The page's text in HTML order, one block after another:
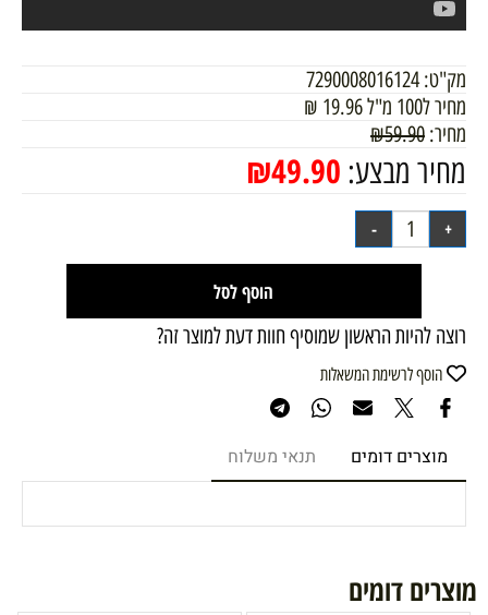
מק"ט: 7290008016124
מחיר ל100 מ"ל
19.96
₪
מחיר:
₪59.90
מחיר מבצע: ₪49.90
הוסף לסל
רוצה להיות הראשון שמוסיף חוות דעת למוצר זה?
הוסף לרשימת המשאלות
מוצרים דומים תנאי משלוח
מוצרים דומים